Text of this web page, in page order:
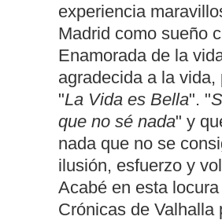
experiencia
Madrid como sueño
Enamorada de la
agradecida a la vida,
"La Vida es Bella". "
que no sé nada" y
nada que no se
ilusión, esfuerzo y
Acabé en esta
Crónicas de Valhalla